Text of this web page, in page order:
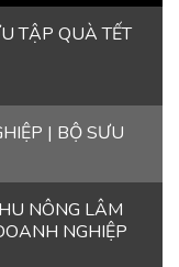
TẬP QUÀ TẾT
| BỘ SƯU
NÔNG LÂM
NGHIỆP